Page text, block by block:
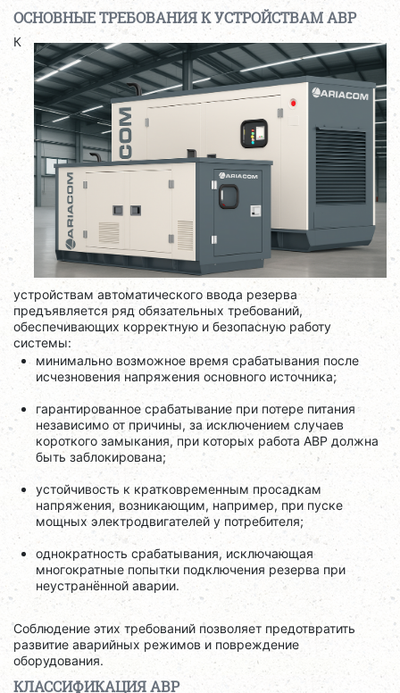
ОСНОВНЫЕ ТРЕБОВАНИЯ К УСТРОЙСТВАМ АВР
К
устройствам автоматического ввода резерва
предъявляется ряд обязательных требований,
обеспечивающих корректную и безопасную работу
системы:
минимально возможное время срабатывания после
исчезновения напряжения основного источника;
гарантированное срабатывание при потере питания
независимо от причины, за исключением случаев
короткого замыкания, при которых работа АВР должна
быть заблокирована;
устойчивость к кратковременным просадкам
напряжения, возникающим, например, при пуске
мощных электродвигателей у потребителя;
однократность срабатывания, исключающая
многократные попытки подключения резерва при
неустранённой аварии.
Соблюдение этих требований позволяет предотвратить
развитие аварийных режимов и повреждение
оборудования.
КЛАССИФИКАЦИЯ АВР